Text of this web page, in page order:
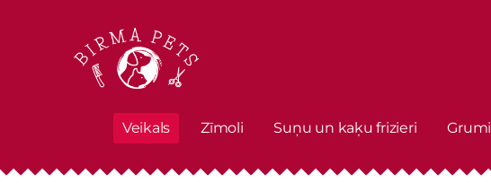
Veikals Zīmoli Suņu un kaķu frizieri